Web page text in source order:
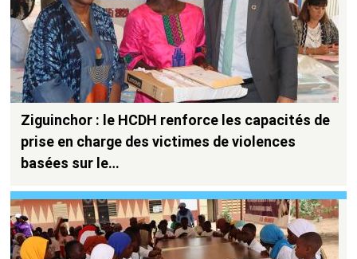
Ziguinchor : le HCDH renforce les capacités de
prise en charge des victimes de violences
basées sur le…